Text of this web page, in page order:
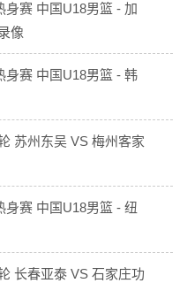
身赛 中国U18男篮 - 加
像
身赛 中国U18男篮 - 韩
苏州东吴 VS 梅州客家
身赛 中国U18男篮 - 纽
长春亚泰 VS 石家庄功